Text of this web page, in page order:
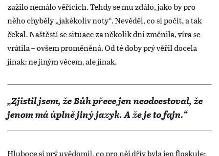
zažilo nemálo věřících. Tehdy se mu zdálo, jako by pro
něho chyběly „jakékoliv noty“. Nevěděl, co si počít, a tak
čekal. Naštěstí se situace za několik dní změnila, víra se
vrátila – ovšem proměněná. Od té doby prý věřil docela
jinak: ne jiným věcem, ale jinak.
„Zjistil jsem, že Bůh přece jen neodcestoval, že
jenom má úplně jiný jazyk. A že je to fajn.“
Hluboce si prý uvědomil, co pro něj dřív byla jen floskule: